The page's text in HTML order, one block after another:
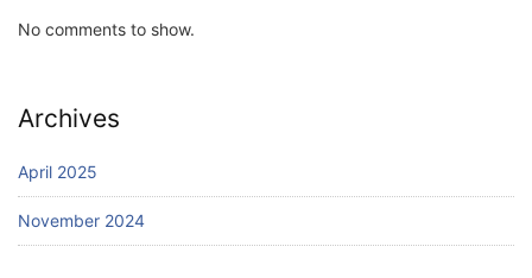
No comments to show.
Archives
April 2025
November 2024